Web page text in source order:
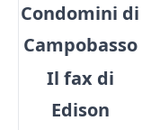
Condomini di
Campobasso
Il fax di
Edison